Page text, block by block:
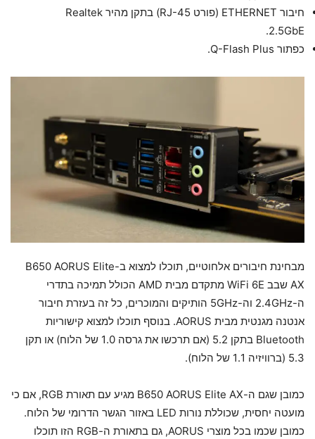
חיבור ETHERNET (פורט RJ-45) בתקן מהיר Realtek
2.5GbE.
כפתור Q-Flash Plus.
מבחינת חיבורים אלחוטיים, תוכלו למצוא ב-B650 AORUS Elite
AX שבב WiFi 6E מתקדם מבית AMD הכולל תמיכה בתדרי
ה-2.4GHz וה-5GHz הותיקים והמוכרים, כל זה בעזרת חיבור
אנטנה מגנטית מבית AORUS. בנוסף תוכלו למצוא קישוריות
Bluetooth בתקן 5.2 (אם תרכשו את גרסה 1.0 של הלוח) או תקן
5.3 (ברוויזיה 1.1 של הלוח).
כמובן שגם ה-B650 AORUS Elite AX מגיע עם תאורת RGB, אם כי
מועטה יחסית, שכוללת נורות LED באזור הגשר הדרומי של הלוח.
כמובן שכמו בכל מוצרי AORUS, גם בתאורת ה-RGB הזו תוכלו